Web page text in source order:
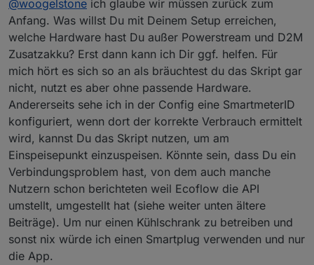
Delta2 Max ZUSATZAKKU , ohne MASTER
DELTA2.
Ich habe als Last in der App 50 Watt dauerlast
eingestellt und Stromversorgungsmodus ->
Stromversorgung prio. eingestellt.
Wenn es jetzt zum Abend geht und die Zellen
keine Spannung mehr liefern geht der
Powerstream aus !
Er schaltet sich ab , ob wohl der Akku Strom
bringt , man kann es ja auf der App sehen .
Also auch keine Benutzung der Gespeicherten
Energie in der Nacht und das Bier im
Kühlschrank wird warm :(
Ich habe den Support schon angeschrieben ,
aber helfen kann der auch nicht .
Kann man im Script was einstellen das der
Powerstream nicht ausgeht sonder sich durch
den Akku am Leben hält ?
Was mir auffällt , der Skript läuft , aber wer hat
jetzt Vorrang ? Die APP oder der Skript
Ich finde da meine Growatt Insel Lösung besser ,
aufbauen und los.
NACHTRAG:
Mir ist aufgefallen das die Daten in IOBrocker
oder Home Assistant nur neu eingelesen werden
wenn die App auf dem Handy an ist !!
Mach ich sie aus gibt es keine neuen Daten .
@woogelstone ich glaube wir müssen zurück zum
Anfang. Was willst Du mit Deinem Setup erreichen,
welche Hardware hast Du außer Powerstream und D2M
Zusatzakku? Erst dann kann ich Dir ggf. helfen. Für
mich hört es sich so an als bräuchtest du das Skript gar
nicht, nutzt es aber ohne passende Hardware.
Andererseits sehe ich in der Config eine SmartmeterID
konfiguriert, wenn dort der korrekte Verbrauch ermittelt
wird, kannst Du das Skript nutzen, um am
Einspeisepunkt einzuspeisen. Könnte sein, dass Du ein
Verbindungsproblem hast, von dem auch manche
Nutzern schon berichteten weil Ecoflow die API
umstellt, umgestellt hat (siehe weiter unten ältere
Beiträge). Um nur einen Kühlschrank zu betreiben und
sonst nix würde ich einen Smartplug verwenden und nur
die App.